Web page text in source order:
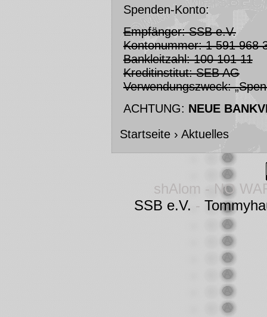
Spenden-Konto:
Empfänger: SSB e.V.
Kontonummer: 1 591 968
Bankleitzahl: 100 101 11
Kreditinstitut: SEB AG
Verwendungszweck:
ACHTUNG: NEUE
Startseite› Aktuelles
shAlom - NO
SSB e.V. -